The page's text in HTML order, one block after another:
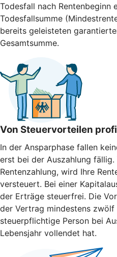
Todesfall nach Rentenbeginn
Todesfallsumme
bereits geleisteten
Gesamtsumme.
Von Steuervorteilen
In der Ansparphase fallen
erst bei der Auszahlung fällig.
Rentenzahlung, wird Ihre
versteuert. Bei einer
der Erträge steuerfrei. Die
der Vertrag mindestens
steuerpflichtige Person bei
Lebensjahr vollendet hat.